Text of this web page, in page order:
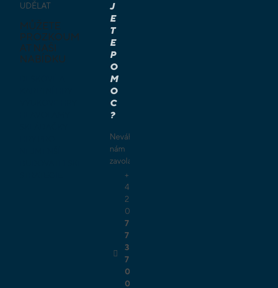
UDĚLAT
MŮŽETE
PROZKOUM
AT NAŠI
NABÍDKU
J
E
T
E
P
O
M
O
C
?
Neváhejte
nám
zavolat.
+
4
2
0
7
7
3
7
0
0